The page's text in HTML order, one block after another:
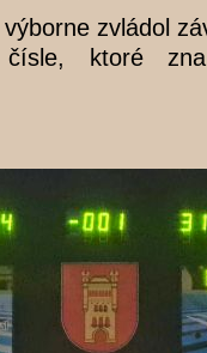
zvládol
ktoré